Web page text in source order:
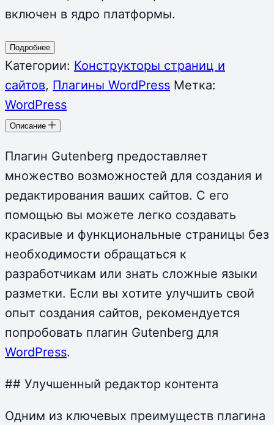
включен в ядро платформы.
Подробнее
Категории: Конструкторы страниц и
сайтов, Плагины WordPress Метка:
WordPress
Описание
Плагин Gutenberg предоставляет
множество возможностей для создания и
редактирования ваших сайтов. С его
помощью вы можете легко создавать
красивые и функциональные страницы без
необходимости обращаться к
разработчикам или знать сложные языки
разметки. Если вы хотите улучшить свой
опыт создания сайтов, рекомендуется
попробовать плагин Gutenberg для
WordPress.
## Улучшенный редактор контента
Одним из ключевых преимуществ плагина